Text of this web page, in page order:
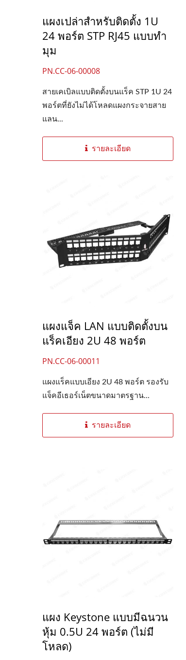
แผงเปล่าสำหรับติดตั้ง 1U
24 พอร์ต STP RJ45 แบบทำ
มุม
PN.CC-06-00008
สายเคเบิลแบบติดตั้งบนแร็ค STP 1U 24
พอร์ตที่ยังไม่ได้โหลดแผงกระจายสาย
แลน...
รายละเอียด
แผงแจ็ค LAN แบบติดตั้งบน
แร็คเอียง 2U 48 พอร์ต
PN.CC-06-00011
แผงแร็คแบบเอียง 2U 48 พอร์ต รองรับ
แจ็คอีเธอร์เน็ตขนาดมาตรฐาน...
รายละเอียด
แผง Keystone แบบมีฉนวน
หุ้ม 0.5U 24 พอร์ต (ไม่มี
โหลด)